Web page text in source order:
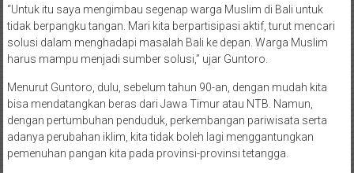
“Untuk itu saya mengimbau segenap warga Muslim di Bali untuk
tidak berpangku tangan. Mari kita berpartisipasi aktif, turut mencari
solusi dalam menghadapi masalah Bali ke depan. Warga Muslim
harus mampu menjadi sumber solusi,” ujar Guntoro.
Menurut Guntoro, dulu, sebelum tahun 90-an, dengan mudah kita
bisa mendatangkan beras dari Jawa Timur atau NTB. Namun,
dengan pertumbuhan penduduk, perkembangan pariwisata serta
adanya perubahan iklim, kita tidak boleh lagi menggantungkan
pemenuhan pangan kita pada provinsi-provinsi tetangga.